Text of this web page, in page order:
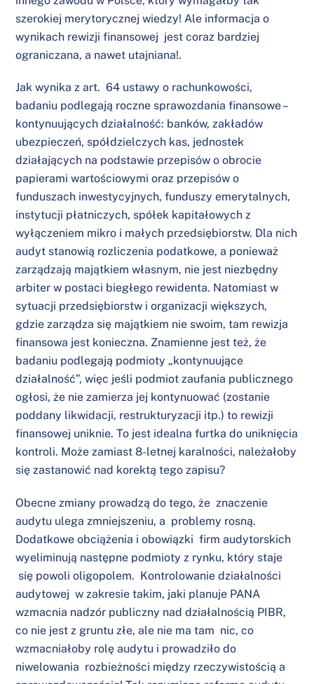
szerokiej merytorycznej wiedzy! Ale informacja o
wynikach rewizji finansowej jest coraz bardziej
ograniczana, a nawet utajniana!.
Jak wynika z art. 64 ustawy o rachunkowości,
badaniu podlegają roczne sprawozdania finansowe –
kontynuujących działalność: banków, zakładów
ubezpieczeń, spółdzielczych kas, jednostek
działających na podstawie przepisów o obrocie
papierami wartościowymi oraz przepisów o
funduszach inwestycyjnych, funduszy emerytalnych,
instytucji płatniczych, spółek kapitałowych z
wyłączeniem mikro i małych przedsiębiorstw. Dla nich
audyt stanowią rozliczenia podatkowe, a ponieważ
zarządzają majątkiem własnym, nie jest niezbędny
arbiter w postaci biegłego rewidenta. Natomiast w
sytuacji przedsiębiorstw i organizacji większych,
gdzie zarządza się majątkiem nie swoim, tam rewizja
finansowa jest konieczna. Znamienne jest też, że
badaniu podlegają podmioty „kontynuujące
działalność”, więc jeśli podmiot zaufania publicznego
ogłosi, że nie zamierza jej kontynuować (zostanie
poddany likwidacji, restrukturyzacji itp.) to rewizji
finansowej uniknie. To jest idealna furtka do uniknięcia
kontroli. Może zamiast 8-letnej karalności, należałoby
się zastanowić nad korektą tego zapisu?
Obecne zmiany prowadzą do tego, że znaczenie
audytu ulega zmniejszeniu, a problemy rosną.
Dodatkowe obciążenia i obowiązki firm audytorskich
wyeliminują następne podmioty z rynku, który staje
się powoli oligopolem. Kontrolowanie działalności
audytowej w zakresie takim, jaki planuje PANA
wzmacnia nadzór publiczny nad działalnością PIBR,
co nie jest z gruntu złe, ale nie ma tam nic, co
wzmacniałoby rolę audytu i prowadziło do
niwelowania rozbieżności między rzeczywistością a